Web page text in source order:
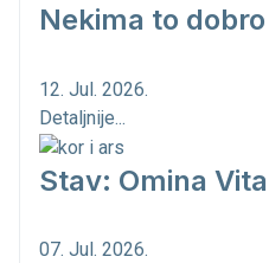
Nekima to
12. Jul. 2026.
Detaljnije...
Stav: Omina
07. Jul. 2026.